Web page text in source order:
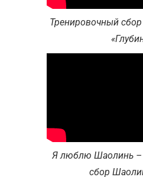
Тренировочный
Я люблю Шаолинь –
сбор